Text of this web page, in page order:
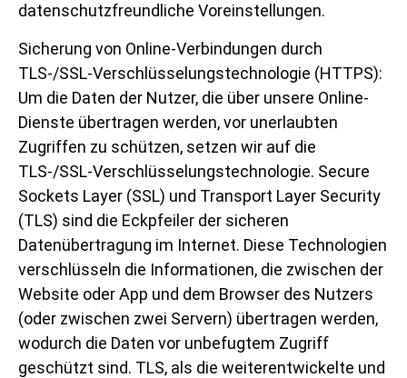
datenschutzfreundliche Voreinstellungen.
Sicherung von Online-Verbindungen durch
TLS-/SSL-Verschlüsselungstechnologie (HTTPS):
Um die Daten der Nutzer, die über unsere Online-
Dienste übertragen werden, vor unerlaubten
Zugriffen zu schützen, setzen wir auf die
TLS-/SSL-Verschlüsselungstechnologie. Secure
Sockets Layer (SSL) und Transport Layer Security
(TLS) sind die Eckpfeiler der sicheren
Datenübertragung im Internet. Diese Technologien
verschlüsseln die Informationen, die zwischen der
Website oder App und dem Browser des Nutzers
(oder zwischen zwei Servern) übertragen werden,
wodurch die Daten vor unbefugtem Zugriff
geschützt sind. TLS, als die weiterentwickelte und